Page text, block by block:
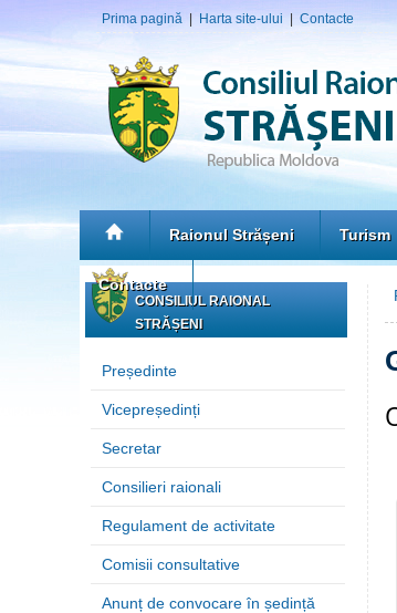
Prima pagină Harta site-ului Contacte
Raionul Strășeni Turism
Contacte
CONSILIUL RAIONAL
STRĂȘENI
Președinte
Vicepreședinți
Secretar
Consilieri raionali
Regulament de activitate
Comisii consultative
Anunț de convocare în ședință